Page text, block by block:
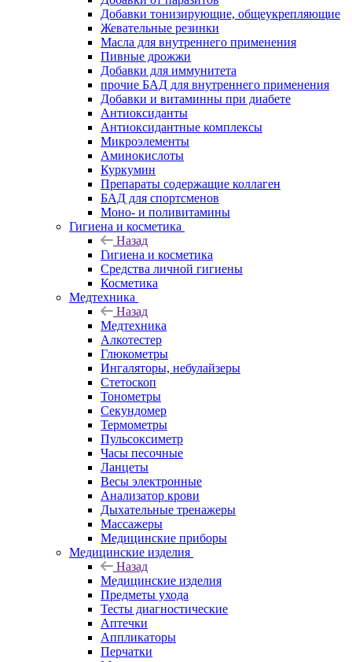
Добавки тонизирующие, общеукрепляющие
Жевательные резинки
Масла для внутреннего применения
Пивные дрожжи
Добавки для иммунитета
прочие БАД для внутреннего применения
Добавки и витаминны при диабете
Антиоксиданты
Антиоксидантные комплексы
Микроэлементы
Аминокислоты
Куркумин
Препараты содержащие коллаген
БАД для спортсменов
Моно- и поливитамины
Гигиена и косметика
Назад
Гигиена и косметика
Средства личной гигиены
Косметика
Медтехника
Назад
Медтехника
Алкотестер
Глюкометры
Ингаляторы, небулайзеры
Стетоскоп
Тонометры
Секундомер
Термометры
Пульсоксиметр
Часы песочные
Ланцеты
Весы электронные
Анализатор крови
Дыхательные тренажеры
Массажеры
Медицинские приборы
Медицинские изделия
Назад
Медицинские изделия
Предметы ухода
Тесты диагностические
Аптечки
Аппликаторы
Перчатки